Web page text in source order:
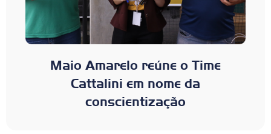
Maio Amarelo reúne o Time
Cattalini em nome da
conscientização